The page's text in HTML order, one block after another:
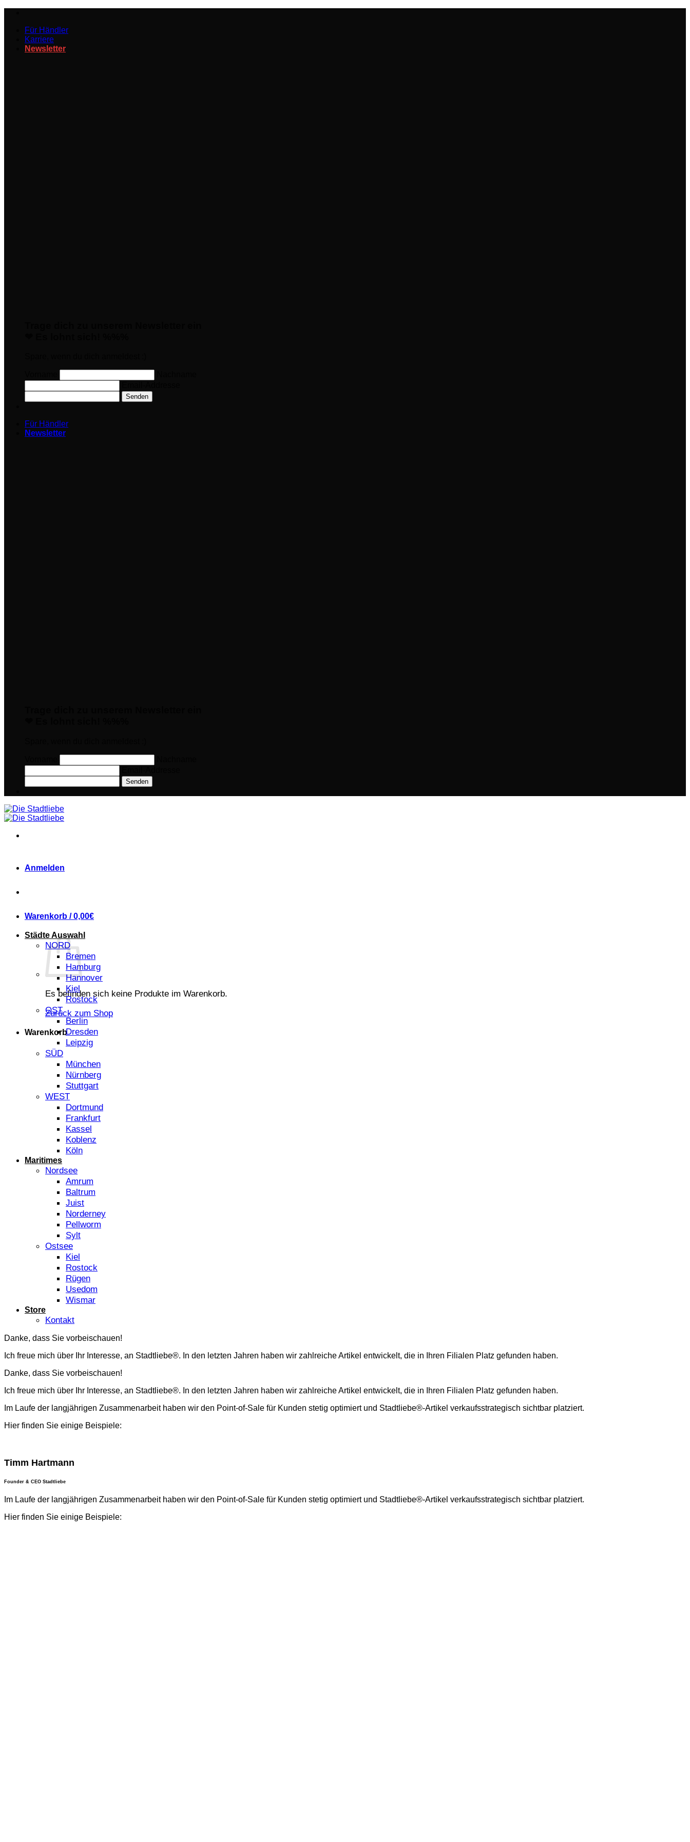
springenFür Händler
Karriere
Newsletter
Senden
Für Händler
Newsletter
Senden
Anmelden
Warenkorb /0,00€
Es befinden sich keine Produkte im Warenkorb.
Zurück zum Shop
Warenkorb
Städte Auswahl
NORD
Bremen
Hamburg
Hannover
Kiel
Rostock
OST
Berlin
Dresden
Leipzig
SÜD
München
Nürnberg
Stuttgart
WEST
Dortmund
Frankfurt
Kassel
Koblenz
Köln
Maritimes
Nordsee
Amrum
Baltrum
Juist
Norderney
Pellworm
Sylt
Ostsee
Kiel
Rostock
Rügen
Usedom
Wismar
Store
Kontakt
Danke, dass Sie vorbeischauen!
Ich freue mich über Ihr Interesse, an Stadtliebe®. In den letzten Jahren haben wir zahlreiche Artikel entwickelt, die in Ihren Filialen Platz gefunden haben.
Danke, dass Sie vorbeischauen!
Ich freue mich über Ihr Interesse, an Stadtliebe®. In den letzten Jahren haben wir zahlreiche Artikel entwickelt, die in Ihren Filialen Platz gefunden haben.
Im Laufe der langjährigen Zusammenarbeit haben wir den Point-of-Sale für Kunden stetig optimiert und Stadtliebe®-Artikel verkaufsstrategisch sichtbar platziert.
Hier finden Sie einige Beispiele:
Timm Hartmann
Founder & CEO Stadtliebe
Im Laufe der langjährigen Zusammenarbeit haben wir den Point-of-Sale für Kunden stetig optimiert und Stadtliebe®-Artikel verkaufsstrategisch sichtbar platziert.
Hier finden Sie einige Beispiele: